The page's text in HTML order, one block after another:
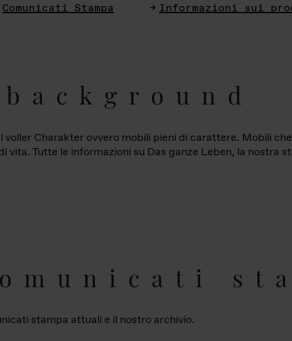
Comunicati Stampa Informazioni sui
background
voller Charakter ovvero mobili pieni di carattere. Mobili
vita. Tutte le informazioni su Das ganze Leben, la nostra
stampa attuali e il nostro archivio.